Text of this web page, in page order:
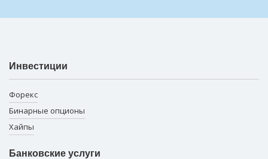
Инвестиции
Форекс
Бинарные опционы
Хайпы
Банковские услуги